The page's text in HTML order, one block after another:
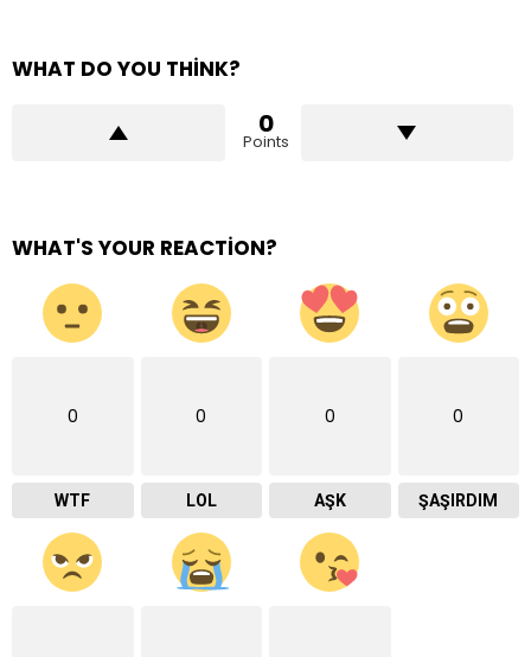
WHAT DO YOU THINK?
0
Points
WHAT'S YOUR REACTION?
0
WTF
0
LOL
0
AŞK
0
ŞAŞIRDIM